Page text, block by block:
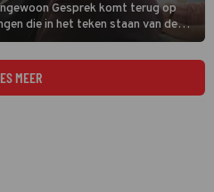
Gesprek komt terug op
die in het teken staan van de
Onder andere Frans
Esther Ouwehand zijn te gast.
MEER